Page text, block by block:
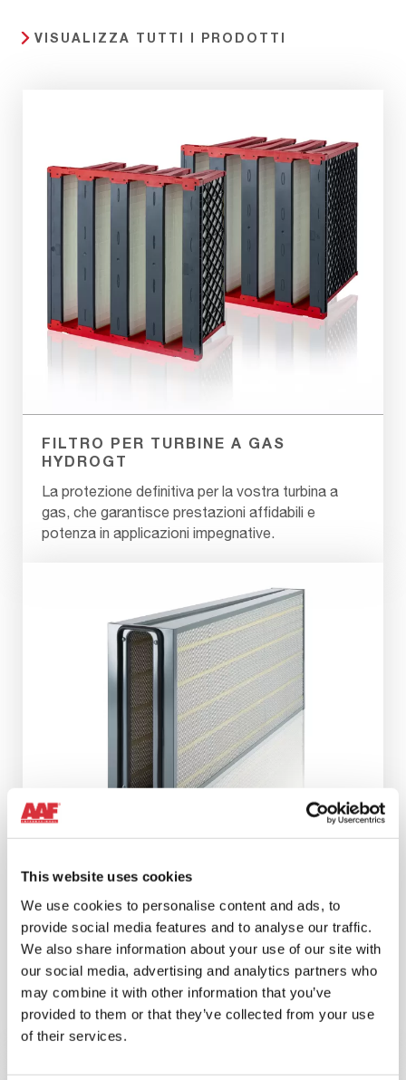
This website uses cookies
We use cookies to personalise content and ads, to
provide social media features and to analyse our traffic.
We also share information about your use of our site with
our social media, advertising and analytics partners who
may combine it with other information that you’ve
provided to them or that they’ve collected from your use
of their services.
VISUALIZZA TUTTI I PRODOTTI
FILTRO PER TURBINE A GAS
HYDROGT
La protezione definitiva per la vostra turbina a
gas, che garantisce prestazioni affidabili e
potenza in applicazioni impegnative.
FILTRO HYDROPAK
Filtro ASC per turbine a gas che riduce
significativamente le incrostazioni del
compressore e il lavaggio con acqua, con
conseguente riduzione del costo totale di
proprietà.